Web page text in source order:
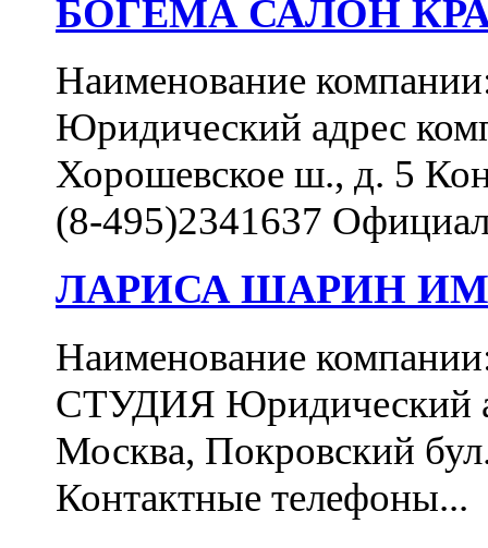
БОГЕМА САЛОН
Наименование
Юридический адрес
Хорошевское ш., д. 5
(8-495)2341637
ЛАРИСА ШАРИН
Наименование
СТУДИЯ Юридический
Москва, Покровский
Контактные телефоны...